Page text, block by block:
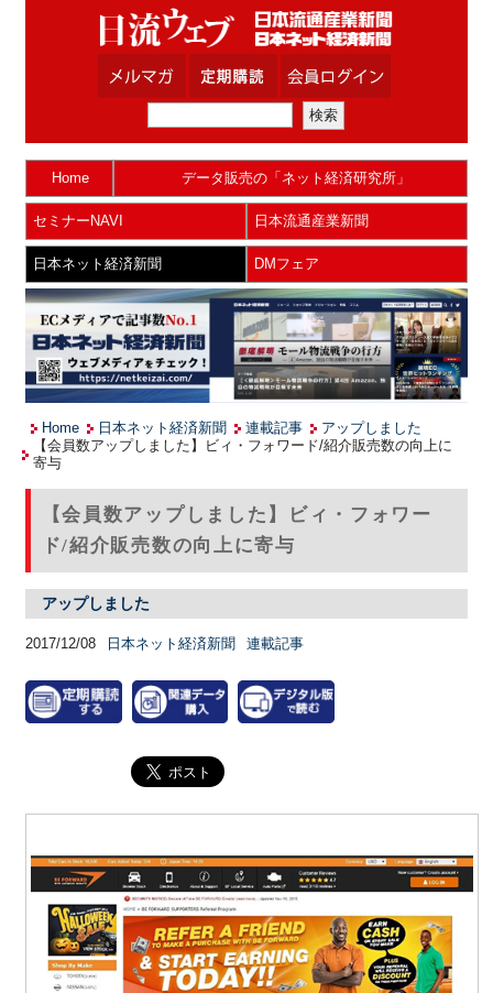
Home データ販売の「ネット経済研究所」
セミナーNAVI 日本流通産業新聞
日本ネット経済新聞 DMフェア
Home 日本ネット経済新聞 連載記事
アップしました
【会員数アップしました】ビィ・フォワード/紹介販売数の向上に
寄与
【会員数アップしました】ビィ・フォワー
ド/紹介販売数の向上に寄与
アップしました
2017/12/08 日本ネット経済新聞 連載記事